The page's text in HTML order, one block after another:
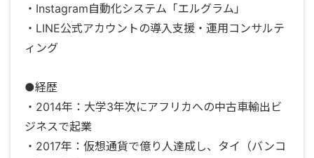
・Instagram自動化システム「エルグラム」
・LINE公式アカウントの導入支援・運用コンサルテ
ィング
●経歴
・2014年：大学3年次にアフリカへの中古車輸出ビ
ジネスで起業
・2017年：仮想通貨で億り人達成し、タイ（バンコ